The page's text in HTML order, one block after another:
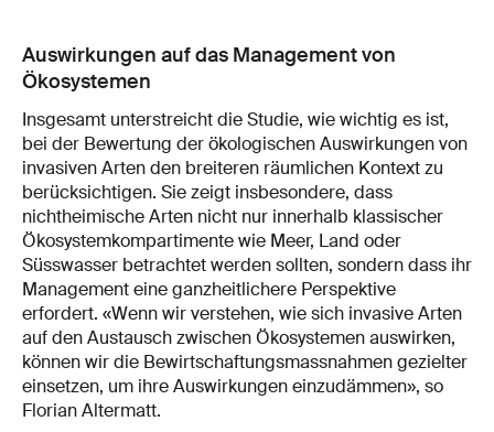
Auswirkungen auf das Management von
Ökosystemen
Insgesamt unterstreicht die Studie, wie wichtig es ist,
bei der Bewertung der ökologischen Auswirkungen von
invasiven Arten den breiteren räumlichen Kontext zu
berücksichtigen. Sie zeigt insbesondere, dass
nichtheimische Arten nicht nur innerhalb klassischer
Ökosystemkompartimente wie Meer, Land oder
Süsswasser betrachtet werden sollten, sondern dass ihr
Management eine ganzheitlichere Perspektive
erfordert. «Wenn wir verstehen, wie sich invasive Arten
auf den Austausch zwischen Ökosystemen auswirken,
können wir die Bewirtschaftungsmassnahmen gezielter
einsetzen, um ihre Auswirkungen einzudämmen», so
Florian Altermatt.